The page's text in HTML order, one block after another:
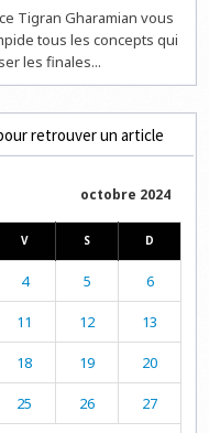
Tigran Gharamian vous
tous les concepts qui
les finales...
retrouver un article
octobre 2024
V S D
4 5 6
11 12 13
18 19 20
25 26 27